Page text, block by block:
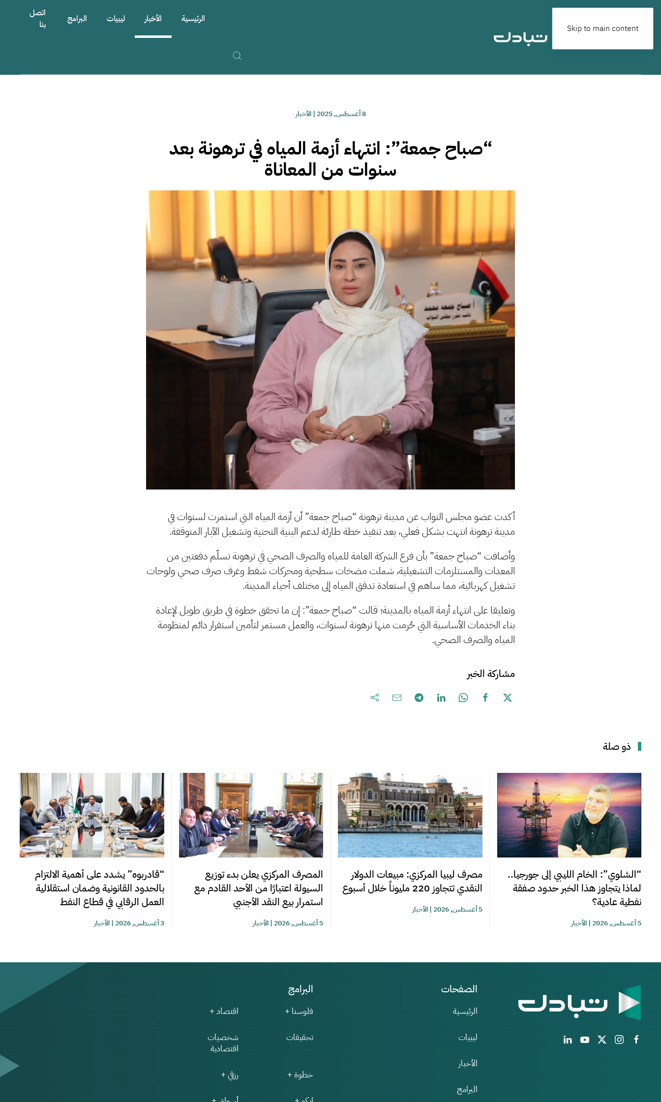
Skip to main content
الرئيسية الأخبار ليبيات البرامج
اتصل
بنا
8 أغسطس, 2025 |الأخبار
“صباح جمعة”: انتهاء أزمة المياه في ترهونة بعد
سنوات من المعاناة
أكدت عضو مجلس النواب عن مدينة ترهونة “صباح جمعة” أن أزمة المياه التي استمرت لسنوات في
مدينة ترهونة انتهت بشكل فعلي، بعد تنفيذ خطة طارئة لدعم البنية التحتية وتشغيل الآبار المتوقفة.
وأضافت “صباح جمعة” بأن فرع الشركة العامة للمياه والصرف الصحي في ترهونة تسلّم دفعتين من
المعدات والمستلزمات التشغيلية، شملت مضخات سطحية ومحركات شفط وغرف صرف صحي ولوحات
تشغيل كهربائية، مما ساهم في استعادة تدفق المياه إلى مختلف أحياء المدينة.
وتعليقا على انتهاء أزمة المياه بالمدينة؛ قالت “صباح جمعة”: إن ما تحقق خطوة في طريق طويل لإعادة
بناء الخدمات الأساسية التي حُرمت منها ترهونة لسنوات، والعمل مستمر لتأمين استقرار دائم لمنظومة
المياه والصرف الصحي.
مشاركة الخبر
ذو صلة
“الشلوي”: الخام الليبي إلى جورجيا..
لماذا يتجاوز هذا الخبر حدود صفقة
نفطية عادية؟
5 أغسطس, 2026 |الأخبار
مصرف ليبيا المركزي: مبيعات الدولار
النقدي تتجاوز 220 مليوناً خلال أسبوع
5 أغسطس, 2026 |الأخبار
المصرف المركزي يعلن بدء توزيع
السيولة اعتبارًا من الأحد القادم مع
استمرار بيع النقد الأجنبي
5 أغسطس, 2026 |الأخبار
“قادربوه” يشدد على أهمية الالتزام
بالحدود القانونية وضمان استقلالية
العمل الرقابي في قطاع النفط
3 أغسطس, 2026 |الأخبار
الصفحات
الرئيسية
ليبيات
الأخبار
البرامج
البرامج
فلوسنا + اقتصاد +
تحقيقات
شخصيات
اقتصادية
خطوة + رزقي +